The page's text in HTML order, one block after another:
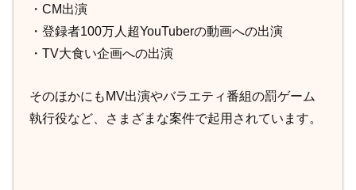
・CM出演
・登録者100万人超YouTuberの動画への出演
・TV大食い企画への出演
そのほかにもMV出演やバラエティ番組の罰ゲーム
執行役など、さまざまな案件で起用されています。